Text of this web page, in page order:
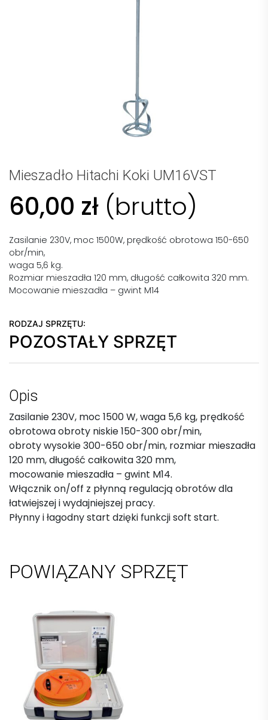
Mieszadło Hitachi Koki UM16VST
60,00 zł (brutto)
Zasilanie 230V, moc 1500W, prędkość obrotowa 150-650
obr/min,
waga 5,6 kg.
Rozmiar mieszadła 120 mm, długość całkowita 320 mm.
Mocowanie mieszadła – gwint M14
RODZAJ SPRZĘTU:
POZOSTAŁY SPRZĘT
Opis
Zasilanie 230V, moc 1500 W, waga 5,6 kg, prędkość
obrotowa obroty niskie 150-300 obr/min,
obroty wysokie 300-650 obr/min, rozmiar mieszadła
120 mm, długość całkowita 320 mm,
mocowanie mieszadła – gwint M14.
Włącznik on/off z płynną regulacją obrotów dla
łatwiejszej i wydajniejszej pracy.
Płynny i łagodny start dzięki funkcji soft start.
POWIĄZANY SPRZĘT